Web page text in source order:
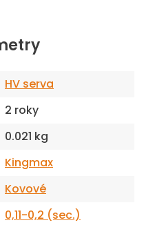
HV serva
2 roky
0.021 kg
Kingmax
Kovové
0,11-0,2 (sec.)